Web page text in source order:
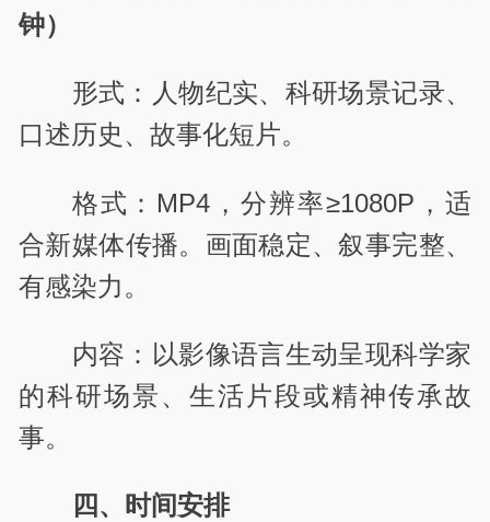
钟）
形式：人物纪实、科研场景记录、
口述历史、故事化短片。
格式：MP4，分辨率≥1080P，适
合新媒体传播。画面稳定、叙事完整、
有感染力。
内容：以影像语言生动呈现科学家
的科研场景、生活片段或精神传承故
事。
四、时间安排